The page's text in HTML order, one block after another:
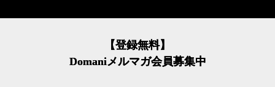
【登録無料】
Domaniメルマガ会員募集中